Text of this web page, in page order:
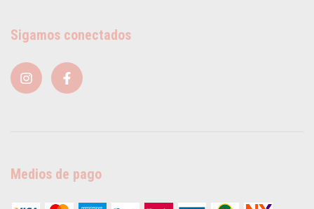
Sigamos conectados
Medios de pago